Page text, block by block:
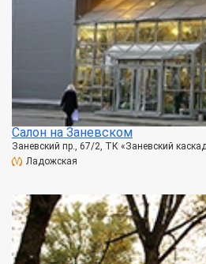
Салон на Заневском
Заневский пр., 67/2, ТК «Заневский
Ладожская